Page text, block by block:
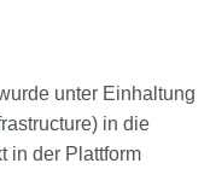
unter Einhaltung
in die
in der Plattform